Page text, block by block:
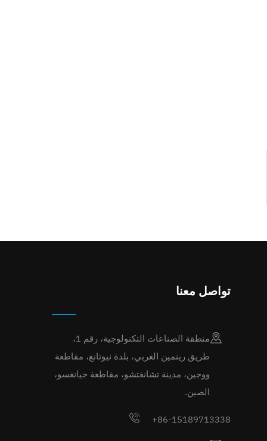
تواصل معنا
منطقة الصناعات التكنولوجية، رقم 1،
طريق رينمين الغربي، بلدة نيوتانغ، مقاطعة
ووجين، مدينة تشانغتشو، مقاطعة جيانغسو،
الصين.
+86-15189713338